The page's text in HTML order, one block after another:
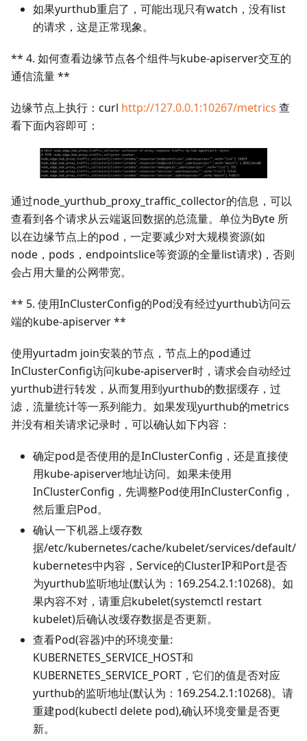
如果yurthub重启了，可能出现只有watch，没有list
的请求，这是正常现象。
** 4. 如何查看边缘节点各个组件与kube-apiserver交互的
通信流量 **
边缘节点上执行：curl http://127.0.0.1:10267/metrics 查
看下面内容即可：
通过node_yurthub_proxy_traffic_collector的信息，可以
查看到各个请求从云端返回数据的总流量。单位为Byte 所
以在边缘节点上的pod，一定要减少对大规模资源(如
node，pods，endpointslice等资源的全量list请求)，否则
会占用大量的公网带宽。
** 5. 使用InClusterConfig的Pod没有经过yurthub访问云
端的kube-apiserver **
使用yurtadm join安装的节点，节点上的pod通过
InClusterConfig访问kube-apiserver时，请求会自动经过
yurthub进行转发，从而复用到yurthub的数据缓存，过
滤，流量统计等一系列能力。如果发现yurthub的metrics
并没有相关请求记录时，可以确认如下内容：
确定pod是否使用的是InClusterConfig，还是直接使
用kube-apiserver地址访问。如果未使用
InClusterConfig，先调整Pod使用InClusterConfig，
然后重启Pod。
确认一下机器上缓存数
据/etc/kubernetes/cache/kubelet/services/default/
kubernetes中内容，Service的ClusterIP和Port是否
为yurthub监听地址(默认为：169.254.2.1:10268)。如
果内容不对，请重启kubelet(systemctl restart
kubelet)后确认改缓存数据是否更新。
查看Pod(容器)中的环境变量:
KUBERNETES_SERVICE_HOST和
KUBERNETES_SERVICE_PORT，它们的值是否对应
yurthub的监听地址(默认为：169.254.2.1:10268)。请
重建pod(kubectl delete pod),确认环境变量是否更
新。